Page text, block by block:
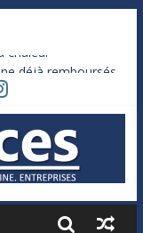
chaleur
déjà remboursés
rien